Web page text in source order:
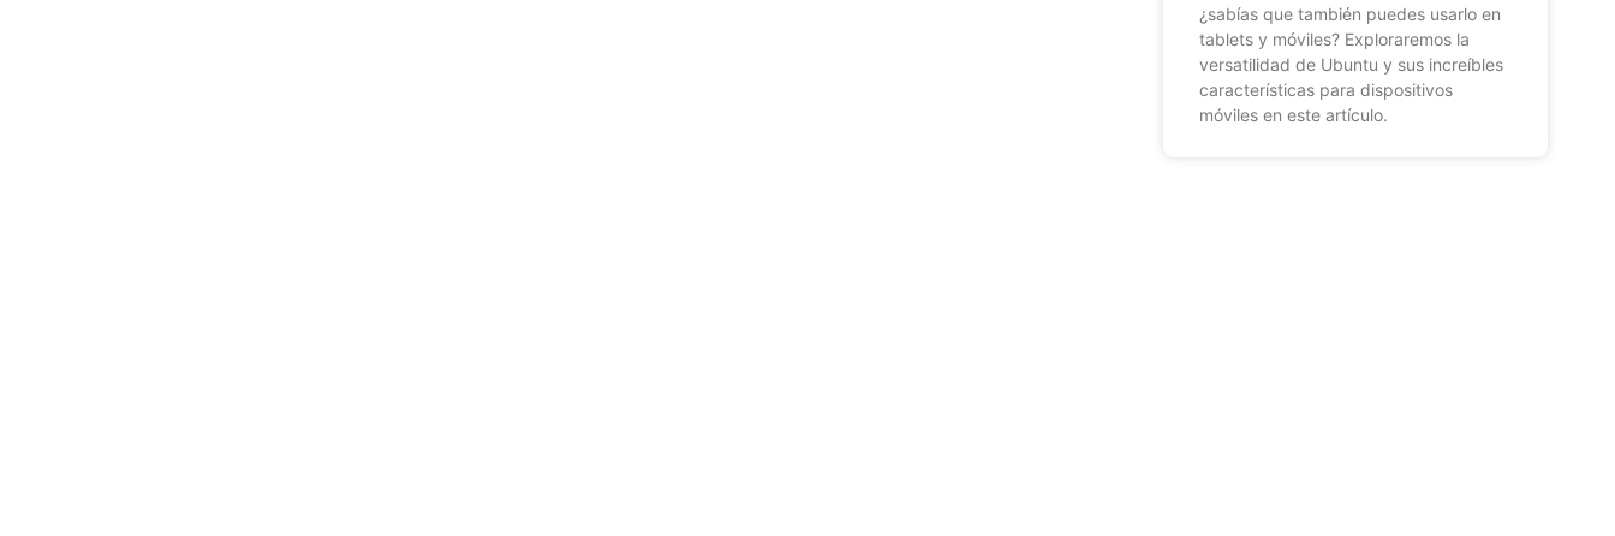
¿sabías que también puedes usarlo en
tablets y móviles? Exploraremos la
versatilidad de Ubuntu y sus increíbles
características para dispositivos
móviles en este artículo.